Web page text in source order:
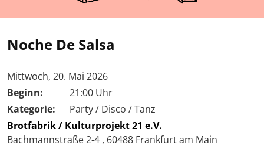
Noche De Salsa
Tag der Veranstaltung:
Mittwoch, 20. Mai 2026
Beginn:
21:00 Uhr
Kategorie:
Party / Disco / Tanz
Brotfabrik / Kulturprojekt 21 e.V.
Bachmannstraße 2-4 , 60488 Frankfurt am Main